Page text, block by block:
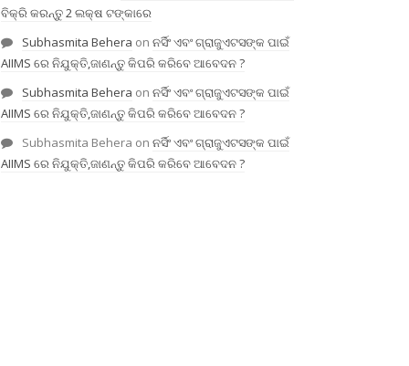
ବିକ୍ରି କରନ୍ତୁ 2 ଲକ୍ଷ ଟଙ୍କାରେ
Subhasmita Behera on ନର୍ସିଂ ଏବଂ ଗ୍ରାଜୁଏଟସଙ୍କ ପାଇଁ
AIIMS ରେ ନିଯୁକ୍ତି,ଜାଣନ୍ତୁ କିପରି କରିବେ ଆବେଦନ ?
Subhasmita Behera on ନର୍ସିଂ ଏବଂ ଗ୍ରାଜୁଏଟସଙ୍କ ପାଇଁ
AIIMS ରେ ନିଯୁକ୍ତି,ଜାଣନ୍ତୁ କିପରି କରିବେ ଆବେଦନ ?
Subhasmita Behera on ନର୍ସିଂ ଏବଂ ଗ୍ରାଜୁଏଟସଙ୍କ ପାଇଁ
AIIMS ରେ ନିଯୁକ୍ତି,ଜାଣନ୍ତୁ କିପରି କରିବେ ଆବେଦନ ?